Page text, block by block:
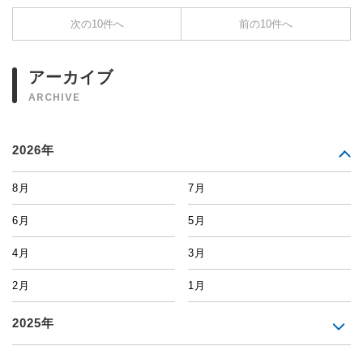
次の10件へ 前の10件へ
アーカイブ
ARCHIVE
2026年
8月 7月
6月 5月
4月 3月
2月 1月
2025年